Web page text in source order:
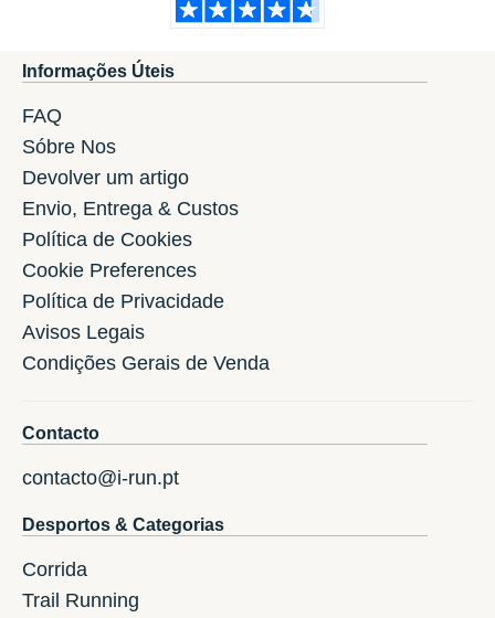
Informações Úteis
FAQ
Sóbre Nos
Devolver um artigo
Envio, Entrega & Custos
Política de Cookies
Cookie Preferences
Política de Privacidade
Avisos Legais
Condições Gerais de Venda
Contacto
contacto@i-run.pt
Desportos & Categorias
Corrida
Trail Running